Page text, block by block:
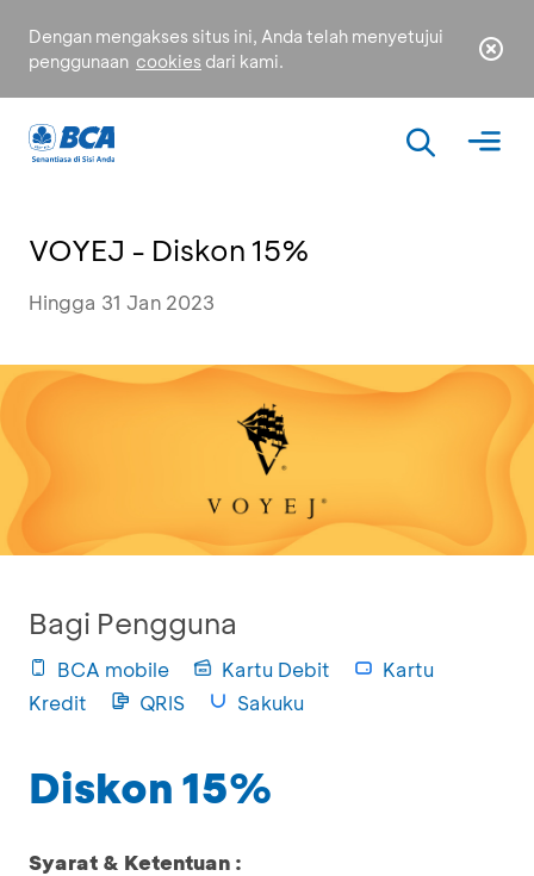
Dengan mengakses situs ini, Anda telah menyetujui
penggunaan cookies dari kami.
VOYEJ - Diskon 15%
Hingga 31 Jan 2023
Bagi Pengguna
BCA mobile Kartu Debit
Kartu
Kredit
QRIS Sakuku
Diskon 15%
Syarat & Ketentuan :